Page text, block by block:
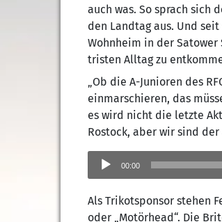
auch was. So sprach sich
den Landtag aus. Und
Wohnheim in der
tristen Alltag zu
„Ob die A-Junioren des
einmarschieren, das
es wird nicht die letzte
Rostock, aber wir sind
Audio-
Player
00:00
Als Trikotsponsor stehen
oder „Motörhead“. Die